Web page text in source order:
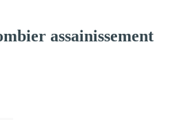
assainissement